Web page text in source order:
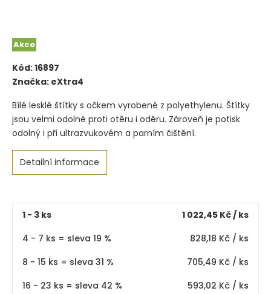
Akce
Kód:16897
Značka: eXtra4
1 - 3 ks 1 022,45 Kč / ks
4 - 7 ks = sleva 19 %
828,18 Kč / ks
8 - 15 ks = sleva 31 %
705,49 Kč / ks
16 - 23 ks = sleva 42 %
593,02 Kč / ks
Bílé lesklé štítky s očkem vyrobené z polyethylenu. Štítky
jsou velmi odolné proti otěru i oděru. Zároveň je potisk
odolný i při ultrazvukovém a parním čištění.
Detailní informace